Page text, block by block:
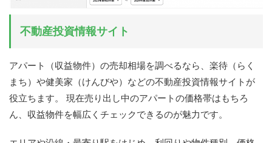
不動産投資情報サイト
アパート（収益物件）の売却相場を調べるなら、楽待（らく
まち）や健美家（けんびや）などの不動産投資情報サイトが
役立ちます。 現在売り出し中のアパートの価格帯はもちろ
ん、収益物件を幅広くチェックできるのが魅力です。